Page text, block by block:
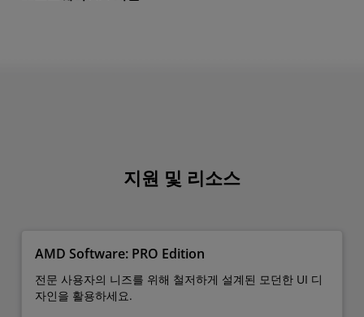
지원 및 리소스
AMD Software: PRO Edition
전문 사용자의 니즈를 위해 철저하게 설계된 모던한 UI 디
자인을 활용하세요.